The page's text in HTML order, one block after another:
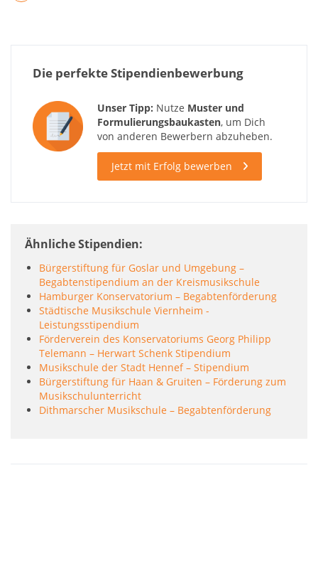
Die perfekte Stipendienbewerbung
Unser Tipp: Nutze Muster und
Formulierungsbaukasten, um Dich
von anderen Bewerbern abzuheben.
Jetzt mit Erfolg bewerben
Ähnliche Stipendien
Bürgerstiftung für Goslar und Umgebung –
Begabtenstipendium an der Kreismusikschule
Hamburger Konservatorium – Begabtenförderung
Städtische Musikschule Viernheim -
Leistungsstipendium
Förderverein des Konservatoriums Georg Philipp
Telemann – Herwart Schenk Stipendium
Musikschule der Stadt Hennef – Stipendium
Bürgerstiftung für Haan & Gruiten – Förderung zum
Musikschulunterricht
Dithmarscher Musikschule – Begabtenförderung